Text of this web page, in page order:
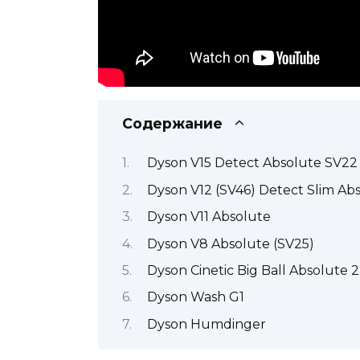
Содержание
Dyson V15 Detect Absolute SV22
Dyson V12 (SV46) Detect Slim
Dyson V11 Absolute
Dyson V8 Absolute (SV25)
Dyson Cinetic Big Ball Absolute 2
Dyson Wash G1
Dyson Humdinger